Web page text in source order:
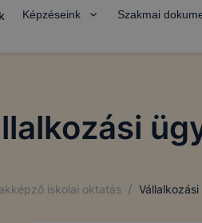
Képzéseink Szakmai
iskolai oktatás /